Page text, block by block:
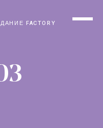
FACTORY